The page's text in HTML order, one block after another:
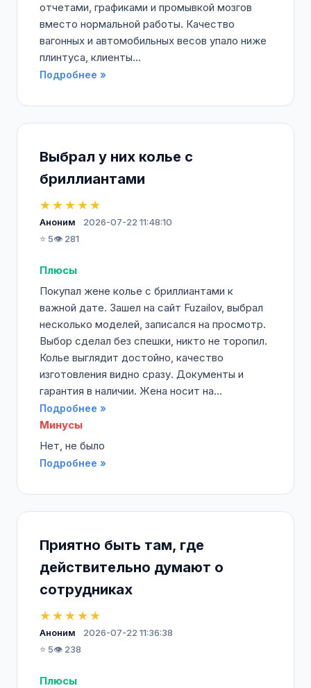
отчетами, графиками и промывкой мозгов
вместо нормальной работы. Качество
вагонных и автомобильных весов упало ниже
плинтуса, клиенты...
Подробнее »
Выбрал у них колье с
бриллиантами
★★★★★
Аноним
2026-07-22 11:48:10
⭐ 5👁️ 281
Плюсы
Покупал жене колье с бриллиантами к
важной дате. Зашел на сайт Fuzailov, выбрал
несколько моделей, записался на просмотр.
Выбор сделал без спешки, никто не торопил.
Колье выглядит достойно, качество
изготовления видно сразу. Документы и
гарантия в наличии. Жена носит на...
Подробнее »
Минусы
Нет, не было
Подробнее »
Приятно быть там, где
действительно думают о
сотрудниках
★★★★★
Аноним
2026-07-22 11:36:38
⭐ 5👁️ 238
Плюсы